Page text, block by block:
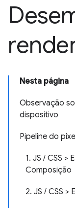
Nesta página
Observação
dispositivo
Pipeline do
1. JS / CSS >
Composição
2. JS / CSS >